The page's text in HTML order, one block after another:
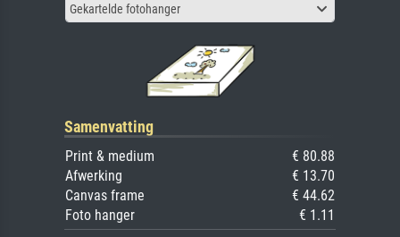
Gekartelde fotohanger
Samenvatting
Print & medium
€ 80.88
Afwerking
€ 13.70
Canvas frame
€ 44.62
Foto hanger
€ 1.11